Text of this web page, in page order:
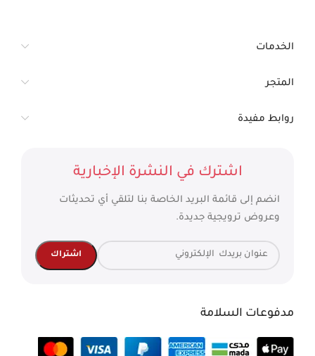
الخدمات
المتجر
روابط مفيدة
اشترك في النشرة الإخبارية
انضم إلى قائمة البريد الخاصة بنا لتلقي أي تحديثات
وعروض ترويجية جديدة.
مدفوعات السلامة